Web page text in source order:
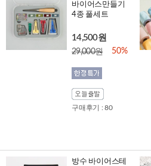
바이어스만들기
4종 풀세트
14,500원
29,000원 50%
구매후기 : 80
방수 바이어스테